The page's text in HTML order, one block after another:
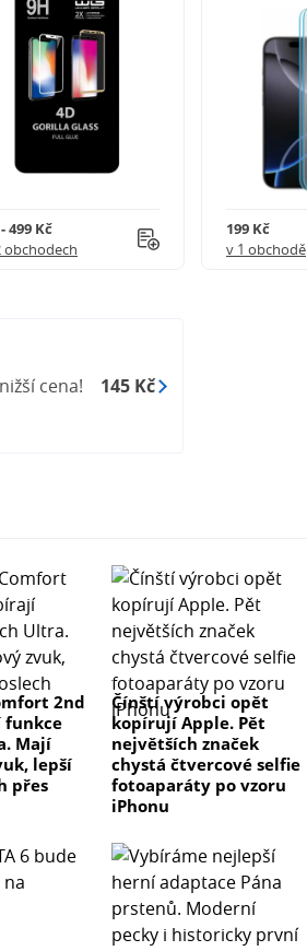
499 Kč
obchodech
199 Kč
v 1 obchodě
cena! 145 Kč
2nd
funkce
Mají
lepší
přes
Čínští výrobci opět
kopírují Apple. Pět
největších značek
chystá čtvercové selfie
fotoaparáty po vzoru
iPhonu